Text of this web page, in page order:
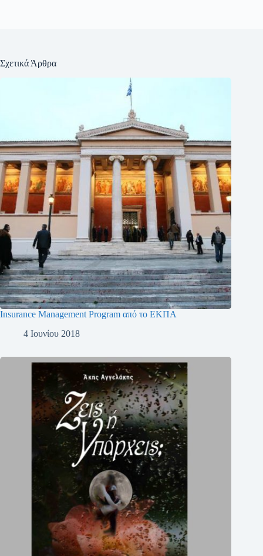
Σχετικά Άρθρα
Insurance Management Program από το ΕΚΠΑ
4 Ιουνίου 2018